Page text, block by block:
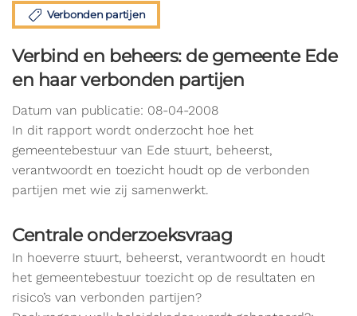
Verbonden partijen
Verbind en beheers: de gemeente Ede
en haar verbonden partijen
Datum van publicatie: 08-04-2008
In dit rapport wordt onderzocht hoe het
gemeentebestuur van Ede stuurt, beheerst,
verantwoordt en toezicht houdt op de verbonden
partijen met wie zij samenwerkt.
Centrale onderzoeksvraag
In hoeverre stuurt, beheerst, verantwoordt en houdt
het gemeentebestuur toezicht op de resultaten en
risico’s van verbonden partijen?